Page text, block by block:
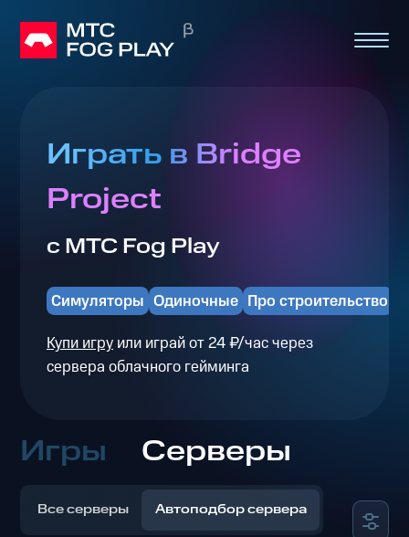
Играть в Bridge
Project
с МТС Fog Play
Симуляторы Одиночные Про строительство
Купи игруили играй от 24 ₽/час через
сервера облачного гейминга
Игры Серверы
Все серверы Автоподбор сервера